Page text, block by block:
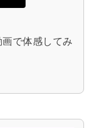
で体感してみ